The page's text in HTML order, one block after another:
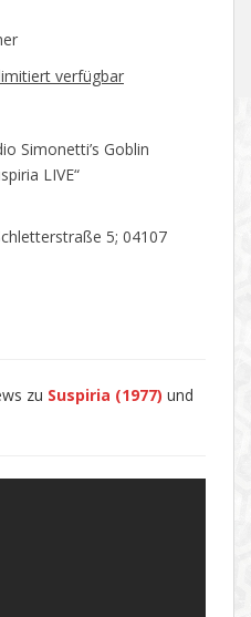
verfügbar
Simonetti’s Goblin
LIVE“
5; 04107
zu Suspiria (1977) und